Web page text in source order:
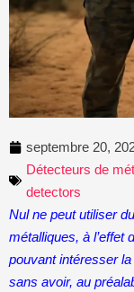
septembre 20,
Détecteurs de
detectors
Nul ne peut utiliser
métalliques, à l’effet
pouvant intéresser la
sans avoir, au